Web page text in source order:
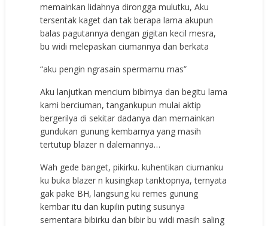
memainkan lidahnya dirongga mulutku, Aku
tersentak kaget dan tak berapa lama akupun
balas pagutannya dengan gigitan kecil mesra,
bu widi melepaskan ciumannya dan berkata
“aku pengin ngrasain spermamu mas”
Aku lanjutkan mencium bibirnya dan begitu lama
kami berciuman, tangankupun mulai aktip
bergerilya di sekitar dadanya dan memainkan
gundukan gunung kembarnya yang masih
tertutup blazer n dalemannya…
Wah gede banget, pikirku. kuhentikan ciumanku
ku buka blazer n kusingkap tanktopnya, ternyata
gak pake BH, langsung ku remes gunung
kembar itu dan kupilin puting susunya
sementara bibirku dan bibir bu widi masih saling